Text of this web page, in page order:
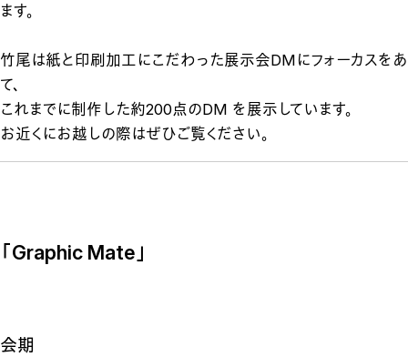
ます。
竹尾は紙と印刷加工にこだわった展示会DMにフォーカスをあ
て、
これまでに制作した約200点のDM を展示しています。
お近くにお越しの際はぜひご覧ください。
「Graphic Mate」
会期